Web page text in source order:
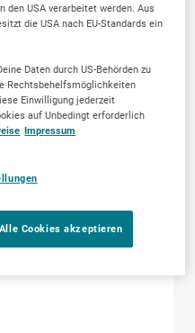
Zahnärztliche
Dienstleistungen
den USA verarbeitet werden. Aus
die USA nach EU-Standards ein
Daten durch US-Behörden zu
Rechtsbehelfsmöglichkeiten
Einwilligung jederzeit
auf Unbedingt erforderlich
Impressum
Alle Cookies akzeptieren